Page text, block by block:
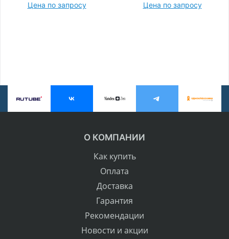
Цена по запросу
Цена по запросу
О КОМПАНИИ
Как купить
Оплата
Доставка
Гарантия
Рекомендации
Новости и акции